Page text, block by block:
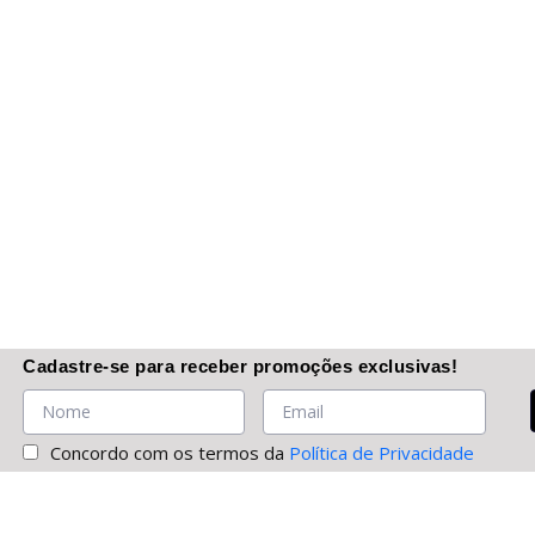
Cadastre-se para receber promoções exclusivas!
Concordo com os termos da Política de Privacidade